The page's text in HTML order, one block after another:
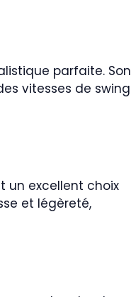
parfaite. Son
vitesses de swing
un excellent choix
et légèreté,